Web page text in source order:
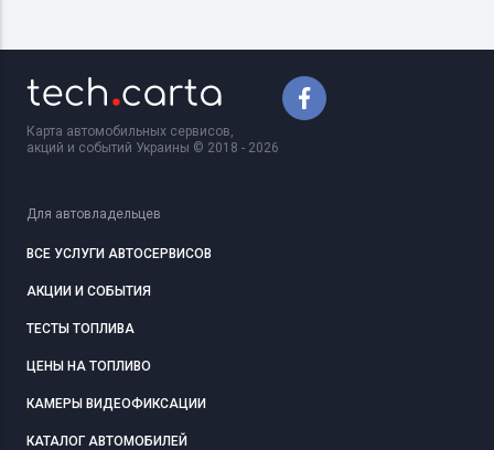
Карта автомобильных сервисов,
акций и событий Украины © 2018 - 2026
Для автовладельцев
ВСЕ УСЛУГИ АВТОСЕРВИСОВ
АКЦИИ И СОБЫТИЯ
ТЕСТЫ ТОПЛИВА
ЦЕНЫ НА ТОПЛИВО
КАМЕРЫ ВИДЕОФИКСАЦИИ
КАТАЛОГ АВТОМОБИЛЕЙ